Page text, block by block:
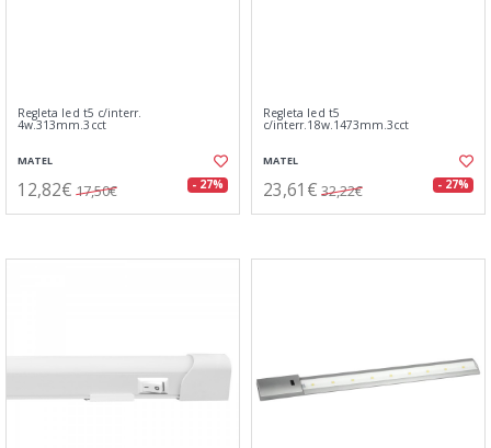
Regleta led t5 c/interr.
4w.313mm.3cct
MATEL
12,82€ 17,50€ - 27%
Regleta led t5
c/interr.18w.1473mm.3cct
MATEL
23,61€ 32,22€ - 27%